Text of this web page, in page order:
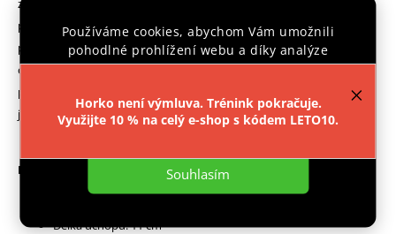
Používáme cookies, abychom Vám umožnili
pohodlné prohlížení webu a díky analýze
provozu webu neustále zlepšovali jeho funkce,
Nastavení
Souhlasím
Horko není výmluva. Trénink pokračuje.
Využijte 10 % na celý e-shop s kódem LETO10.
pro provádění hlubokých kliků. Tvrdý, gumový povrch chrání činku
před poškozením a zajišťuje, že činky během tréninku nevydávají
obtěžující, cinkavé zvuky. Chromovaný úchop je opatřen rádlováním
pro jistější držení. Označení hmotnosti v kilogramech a logo výrobce
je označeno pěnovým štítkem.
Parametry:
Délka úchopu: 11 cm